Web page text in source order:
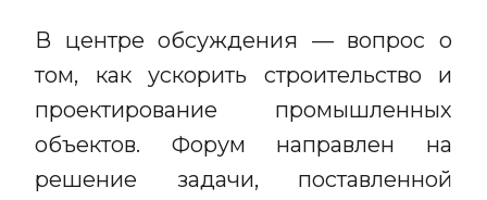
В центре обсуждения — вопрос о
том, как ускорить строительство и
проектирование промышленных
объектов. Форум направлен на
решение задачи, поставленной